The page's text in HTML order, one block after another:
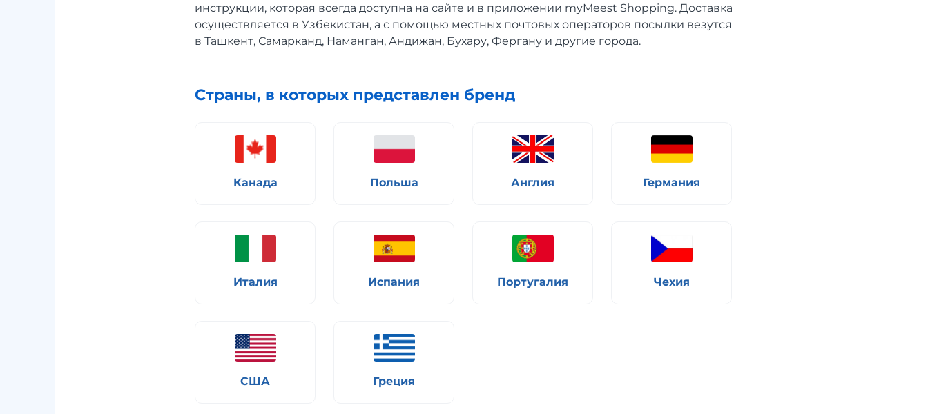
инструкции, которая всегда доступна на сайте и в приложении myMeest Shopping. Доставка
осуществляется в Узбекистан, а с помощью местных почтовых операторов посылки везутся
в Ташкент, Самарканд, Наманган, Андижан, Бухару, Фергану и другие города.
Страны, в которых представлен бренд
Канада Польша Англия Германия
Италия Испания Португалия Чехия
США Греция